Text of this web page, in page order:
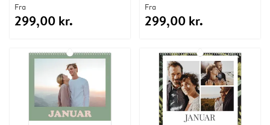
Fra
299,00 kr.
Fra
299,00 kr.